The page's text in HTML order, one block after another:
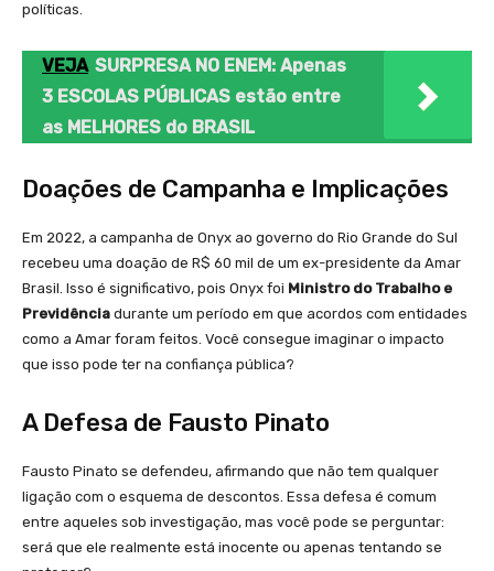
políticas.
VEJA SURPRESA NO ENEM: Apenas
3 ESCOLAS PÚBLICAS estão entre
as MELHORES do BRASIL
Doações de Campanha e Implicações
Em 2022, a campanha de Onyx ao governo do Rio Grande do Sul
recebeu uma doação de R$ 60 mil de um ex-presidente da Amar
Brasil. Isso é significativo, pois Onyx foi Ministro do Trabalho e
Previdência durante um período em que acordos com entidades
como a Amar foram feitos. Você consegue imaginar o impacto
que isso pode ter na confiança pública?
A Defesa de Fausto Pinato
Fausto Pinato se defendeu, afirmando que não tem qualquer
ligação com o esquema de descontos. Essa defesa é comum
entre aqueles sob investigação, mas você pode se perguntar:
será que ele realmente está inocente ou apenas tentando se